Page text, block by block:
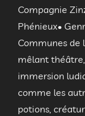
Compagnie
Phénieux•
Communes de
mêlant
immersion
comme les
potions,